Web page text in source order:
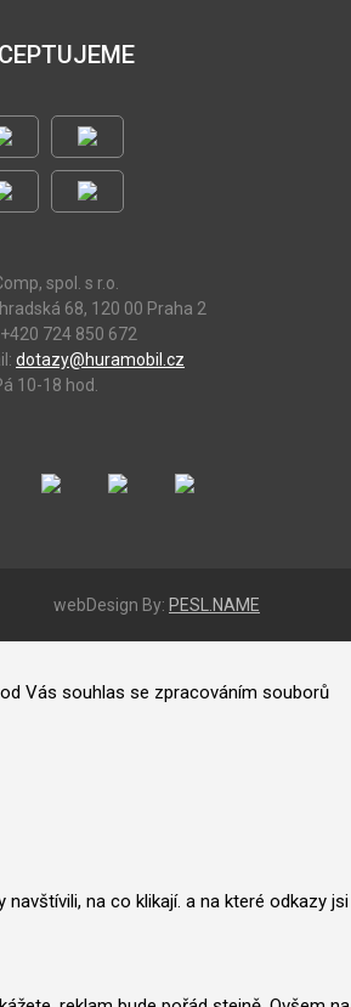
spol. s r.o.
68, 120 00 Praha 2
724 850 672
dotazy@huramobil.cz
10-18 hod.
webDesign By: PESL.NAME
Vás souhlas se zpracováním souborů
na co klikají. a na které odkazy jsi